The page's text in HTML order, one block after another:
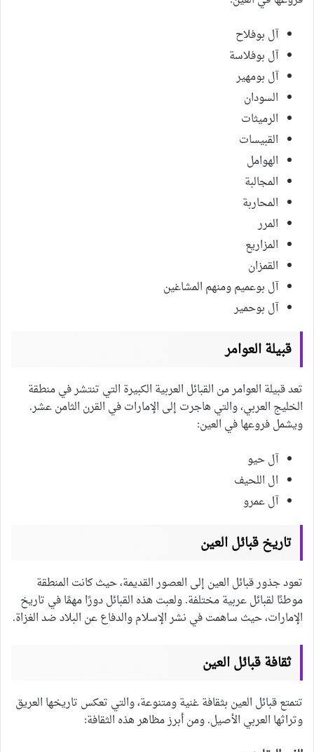
آل بوفلاح
آل بوفلاسة
آل بومهير
السودان
الرميثات
القبيسات
الهوامل
المجالبة
المحاربة
المرر
المزاريع
القمزان
آل بوعميم ومنهم المشاغين
آل بوحمير
قبيلة العوامر
تعد قبيلة العوامر من القبائل العربية الكبيرة التي تنتشر في منطقة
الخليج العربي، والتي هاجرت إلى الإمارات في القرن الثامن عشر.
ويشمل فروعها في العين:
آل حيو
ال اللحيف
آل عمرو
تاريخ قبائل العين
تعود جذور قبائل العين إلى العصور القديمة، حيث كانت المنطقة
موطنًا لقبائل عربية مختلفة. ولعبت هذه القبائل دورًا مهمًا في تاريخ
الإمارات، حيث ساهمت في نشر الإسلام والدفاع عن البلاد ضد الغزاة.
ثقافة قبائل العين
تتمتع قبائل العين بثقافة غنية ومتنوعة، والتي تعكس تاريخها العريق
وتراثها العربي الأصيل. ومن أبرز مظاهر هذه الثقافة: